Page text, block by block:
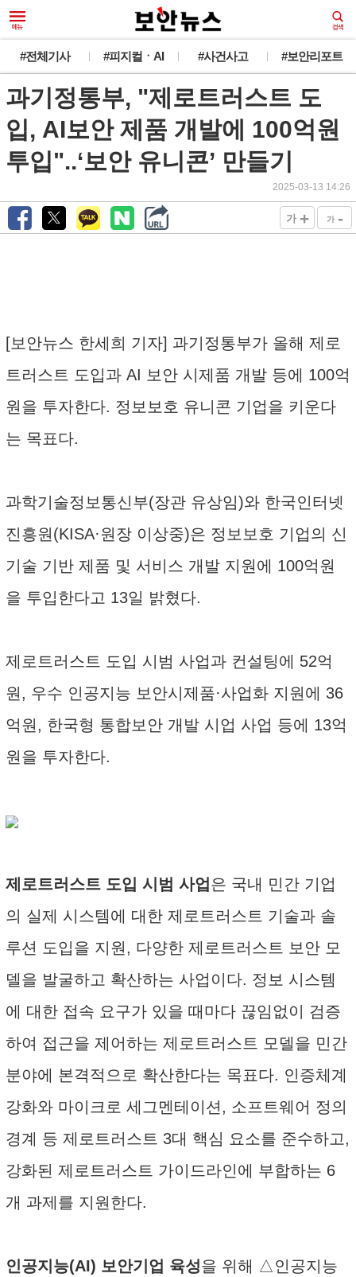
#전체기사 #피지컬ㆍAI #사건사고 #보안리포트
과기정통부, "제로트러스트 도
입, AI보안 제품 개발에 100억원
투입"..‘보안 유니콘’ 만들기
2025-03-13 14:26
가 + 가 -
[보안뉴스 한세희 기자] 과기정통부가 올해 제로
트러스트 도입과 AI 보안 시제품 개발 등에 100억
원을 투자한다. 정보보호 유니콘 기업을 키운다
는 목표다.
과학기술정보통신부(장관 유상임)와 한국인터넷
진흥원(KISA·원장 이상중)은 정보보호 기업의 신
기술 기반 제품 및 서비스 개발 지원에 100억원
을 투입한다고 13일 밝혔다.
제로트러스트 도입 시범 사업과 컨설팅에 52억
원, 우수 인공지능 보안시제품·사업화 지원에 36
억원, 한국형 통합보안 개발 시업 사업 등에 13억
원을 투자한다.
제로트러스트 도입 시범 사업 은 국내 민간 기업
의 실제 시스템에 대한 제로트러스트 기술과 솔
루션 도입을 지원, 다양한 제로트러스트 보안 모
델을 발굴하고 확산하는 사업이다. 정보 시스템
에 대한 접속 요구가 있을 때마다 끊임없이 검증
하여 접근을 제어하는 제로트러스트 모델을 민간
분야에 본격적으로 확산한다는 목표다. 인증체계
강화와 마이크로 세그멘테이션, 소프트웨어 정의
경계 등 제로트러스트 3대 핵심 요소를 준수하고,
강화된 제로트러스트 가이드라인에 부합하는 6
개 과제를 지원한다.
인공지능(AI) 보안기업 육성을 위해 △인공지능